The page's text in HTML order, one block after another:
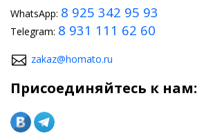
WhatsApp: 8 925 342 95 93
Telegram: 8 931 111 62 60
zakaz@homato.ru
Присоединяйтесь к нам: